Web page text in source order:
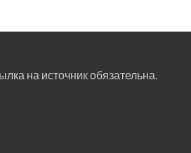
на источник обязательна.